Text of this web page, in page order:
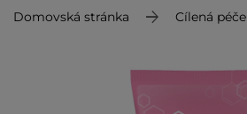
Domovská stránka Cílená péče